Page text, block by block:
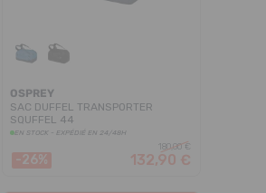
OSPREY
SAC DUFFEL TRANSPORTER
SQUFFEL 44
EN STOCK - EXPÉDIÉ EN 24/48H
-26%
180,00 €
132,90 €